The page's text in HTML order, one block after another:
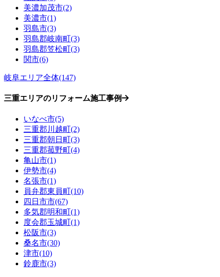
美濃加茂市(2)
美濃市(1)
羽島市(3)
羽島郡岐南町(3)
羽島郡笠松町(3)
関市(6)
岐阜エリア全体(147)
三重エリアのリフォーム施工事例
いなべ市(5)
三重郡川越町(2)
三重郡朝日町(3)
三重郡菰野町(4)
亀山市(1)
伊勢市(4)
名張市(1)
員弁郡東員町(10)
四日市市(67)
多気郡明和町(1)
度会郡玉城町(1)
松阪市(3)
桑名市(30)
津市(10)
鈴鹿市(3)